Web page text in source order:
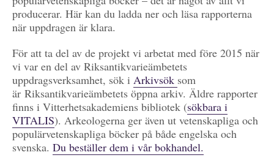
producerar. Här kan du ladda ner och läsa rapporterna
när uppdragen är klara.
För att ta del av de projekt vi arbetat med före 2015 när
vi var en del av Riksantikvarieämbetets
uppdragsverksamhet, sök i Arkivsök som
är Riksantikvarieämbetets öppna arkiv. Äldre rapporter
finns i Vitterhetsakademiens bibliotek (sökbara i
VITALIS). Arkeologerna ger även ut vetenskapliga och
populärvetenskapliga böcker på både engelska och
svenska. Du beställer dem i vår bokhandel.